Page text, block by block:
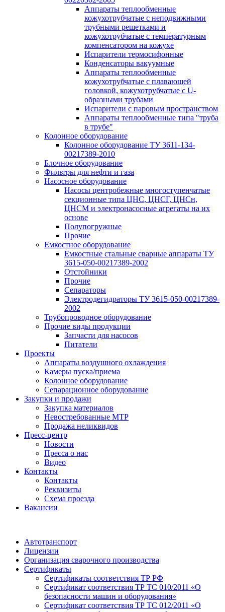
Аппараты теплообменные
кожухотрубчатые с неподвижными
трубными решетками и
кожухотрубчатые с температурным
компенсатором на кожухе
Испарители термосифонные
Конденсаторы вакуумные
Аппараты теплообменные
кожухотрубчатые с плавающей
головкой, кожухотрубчатые с U-
образными трубами
Испарители с паровым пространством
Аппараты теплообменные типа "труба
в трубе"
Колонное оборудование
Колонное оборудование ТУ 3611-134-
00217389-2010
Блочное оборудование
Фильтры для нефти и газа
Насосное оборудование
Насосы центробежные многоступенчатые
секционные типа ЦНС, ЦНСГ, ЦНСн,
ЦНСМ и электронасосные агрегаты на их
основе
Полупогружные
Прочие
Емкостное оборудование
Емкостные стальные сварные аппараты ТУ
3615-050-00217389-2002
Отстойники
Прочие
Сепараторы
Электродегидраторы ТУ 3615-050-00217389-
2002
Трубопроводное оборудование
Прочие виды продукции
Запчасти для насосов
Питатели
Проекты
Аппараты воздушного охлаждения
Камеры пуска/приема
Колонное оборудование
Сепарационное оборудование
Закупки и продажи
Закупка материалов
Невостребованные МТР
Продажа неликвидов
Пресс-центр
Новости
Пресса о нас
Видео
Контакты
Контакты
Реквизиты
Схема проезда
Вакансии
Автотранспорт
Лицензии
Организация сварочного производства
Cертификаты
Сертификаты соответствия ТР РФ
Сертификат соответствия ТР ТС 010/2011 «О
безопасности машин и оборудования»
Сертификат соответствия ТР ТС 012/2011 «О